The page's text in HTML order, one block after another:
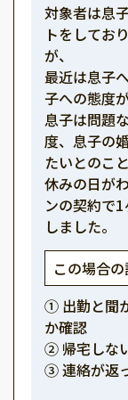
対象者は息
トをしてお
が、
最近は息子
子への態度
息子は問題
度、息子の
たいとのこ
休みの日が
ンの契約で
しました。
この場合
① 出勤と聞
か確認
② 帰宅しな
③ 連絡が返